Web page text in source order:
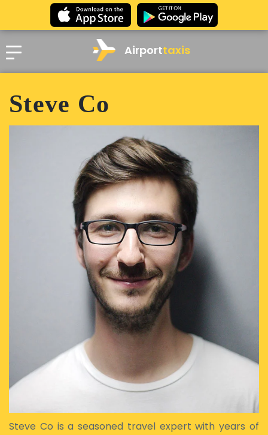
Airporttaxis
Steve Co
Steve Co is a seasoned travel expert with years of